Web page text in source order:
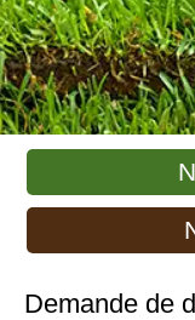
Demande de